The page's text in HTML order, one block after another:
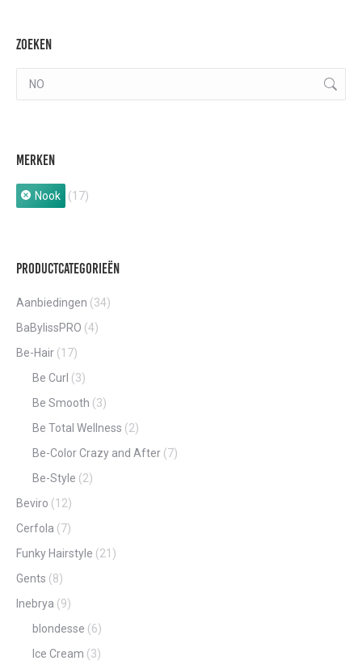
Zoeken
Merken
Nook (17)
Productcategorieën
Aanbiedingen (34)
BaBylissPRO (4)
Be-Hair (17)
Be Curl (3)
Be Smooth (3)
Be Total Wellness (2)
Be-Color Crazy and After (7)
Be-Style (2)
Beviro (12)
Cerfola (7)
Funky Hairstyle (21)
Gents (8)
Inebrya (9)
blondesse (6)
Ice Cream (3)